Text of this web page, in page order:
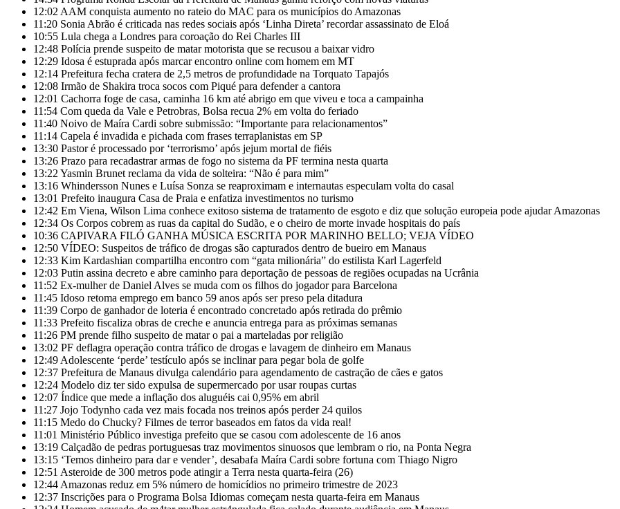
12:02 AAM conquista aumento no rateio do MAC para os municípios do Amazonas
11:20 Sonia Abrão é criticada nas redes sociais após ‘Linha Direta’ recordar assassinato de Eloá
10:55 Lula chega a Londres para coroação do Rei Charles III
12:48 Polícia prende suspeito de matar motorista que se recusou a baixar vidro
12:29 Idosa é estuprada após marcar encontro online com homem em MT
12:14 Prefeitura fecha cratera de 2,5 metros de profundidade na Torquato Tapajós
12:08 Irmão de Shakira troca socos com Piqué para defender a cantora
12:01 Cachorra foge de casa, caminha 16 km até abrigo em que viveu e toca a campainha
11:54 Com queda da Vale e Petrobras, Bolsa recua 2% em volta do feriado
11:40 Noivo de Maíra Cardi sobre submissão: “Importante para relacionamentos”
11:14 Capela é invadida e pichada com frases terraplanistas em SP
13:30 Pastor é processado por ‘terrorismo’ após jejum mortal de fiéis
13:26 Prazo para recadastrar armas de fogo no sistema da PF termina nesta quarta
13:22 Yasmin Brunet reclama da vida de solteira: “Não é para mim”
13:16 Whindersson Nunes e Luísa Sonza se reaproximam e internautas especulam volta do casal
13:01 Prefeito inaugura Casa de Praia e enfatiza investimentos no turismo
12:42 Em Viena, Wilson Lima conhece exitoso sistema de tratamento de esgoto e diz que solução europeia pode ajudar Amazonas
12:34 Os Corpos cobrem as ruas da capital do Sudão, e o cheiro de morte invade hospitais do país
10:36 CAPIVARA FILÓ GANHA MÚSICA ESCRITA POR MARINHO BELLO; VEJA VÍDEO
12:50 VÍDEO: Suspeitos de tráfico de drogas são capturados dentro de bueiro em Manaus
12:33 Kim Kardashian compartilha encontro com “gata milionária” do estilista Karl Lagerfeld
12:03 Putin assina decreto e abre caminho para deportação de pessoas de regiões ocupadas na Ucrânia
11:52 Ex-mulher de Daniel Alves se muda com os filhos do jogador para Barcelona
11:45 Idoso retoma emprego em banco 59 anos após ser preso pela ditadura
11:39 Corpo de ganhador de loteria é encontrado concretado após retirada do prêmio
11:33 Prefeito fiscaliza obras de creche e anuncia entrega para as próximas semanas
11:26 PM prende filho suspeito de matar o pai a marteladas por religião
13:02 PF deflagra operação contra tráfico de drogas e lavagem de dinheiro em Manaus
12:49 Adolescente ‘perde’ testículo após se inclinar para pegar bola de golfe
12:37 Prefeitura de Manaus divulga calendário para agendamento de castração de cães e gatos
12:24 Modelo diz ter sido expulsa de supermercado por usar roupas curtas
12:07 Índice que mede a inflação dos aluguéis cai 0,95% em abril
11:27 Jojo Todynho cada vez mais focada nos treinos após perder 24 quilos
11:15 Medo do Chucky? Filmes de terror baseados em fatos da vida real!
11:01 Ministério Público investiga prefeito que se casou com adolescente de 16 anos
13:19 Calçadão de pedras portuguesas traz movimentos sinuosos que lembram o rio, na Ponta Negra
13:15 ‘Temos dinheiro para dar e vender’, desabafa Maíra Cardi sobre fortuna com Thiago Nigro
12:51 Asteroide de 300 metros pode atingir a Terra nesta quarta-feira (26)
12:44 Amazonas reduz em 5% número de homicídios no primeiro trimestre de 2023
12:37 Inscrições para o Programa Bolsa Idiomas começam nesta quarta-feira em Manaus